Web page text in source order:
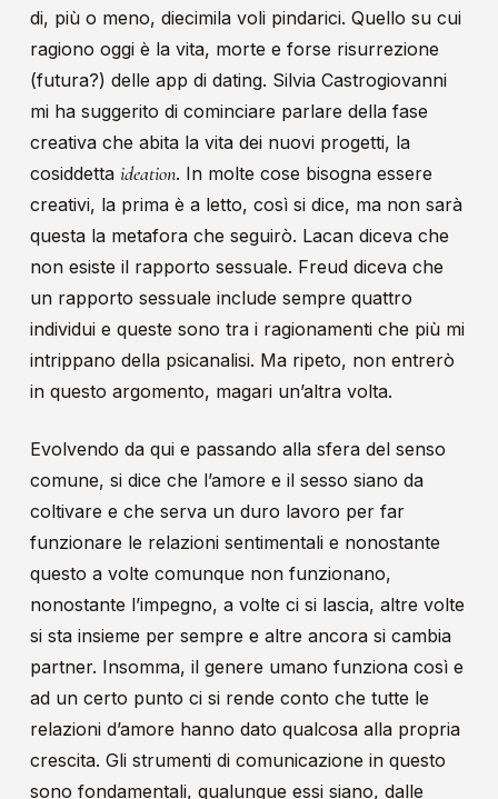
di, più o meno, diecimila voli pindarici. Quello su cui
ragiono oggi è la vita, morte e forse risurrezione
(futura?) delle app di dating. Silvia Castrogiovanni
mi ha suggerito di cominciare parlare della fase
creativa che abita la vita dei nuovi progetti, la
cosiddetta ideation. In molte cose bisogna essere
creativi, la prima è a letto, così si dice, ma non sarà
questa la metafora che seguirò. Lacan diceva che
non esiste il rapporto sessuale. Freud diceva che
un rapporto sessuale include sempre quattro
individui e queste sono tra i ragionamenti che più mi
intrippano della psicanalisi. Ma ripeto, non entrerò
in questo argomento, magari un’altra volta.
Evolvendo da qui e passando alla sfera del senso
comune, si dice che l’amore e il sesso siano da
coltivare e che serva un duro lavoro per far
funzionare le relazioni sentimentali e nonostante
questo a volte comunque non funzionano,
nonostante l’impegno, a volte ci si lascia, altre volte
si sta insieme per sempre e altre ancora si cambia
partner. Insomma, il genere umano funziona così e
ad un certo punto ci si rende conto che tutte le
relazioni d’amore hanno dato qualcosa alla propria
crescita. Gli strumenti di comunicazione in questo
sono fondamentali, qualunque essi siano, dalle